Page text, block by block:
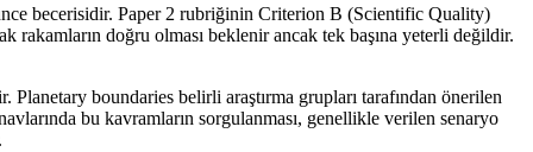
becerisidir. Paper 2 rubriğinin Criterion B (Scientific Quality)
doğru olması beklenir ancak tek başına yeterli değildir.
boundaries belirli araştırma grupları tarafından önerilen
bu kavramların sorgulanması, genellikle verilen senaryo